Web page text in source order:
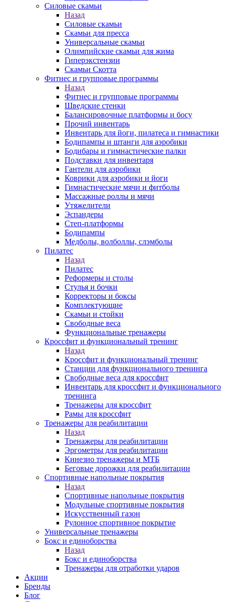
Силовые скамьи
Назад
Силовые скамьи
Скамьи для пресса
Универсальные скамьи
Олимпийские скамьи для жима
Гиперэкстензии
Скамьи Скотта
Фитнес и групповые программы
Назад
Фитнес и групповые программы
Шведские стенки
Балансировочные платформы и босу
Прочий инвентарь
Инвентарь для йоги, пилатеса и гимнастики
Бодипампы и штанги для аэробики
Бодибары и гимнастические палки
Подставки для инвентаря
Гантели для аэробики
Коврики для аэробики и йоги
Гимнастические мячи и фитболы
Массажные роллы и мячи
Утяжелители
Эспандеры
Степ-платформы
Бодипампы
Медболы, волболлы, слэмболы
Пилатес
Назад
Пилатес
Реформеры и столы
Стулья и бочки
Корректоры и боксы
Комплектующие
Скамьи и стойки
Свободные веса
Функциональные тренажеры
Кроссфит и функциональный тренинг
Назад
Кроссфит и функциональный тренинг
Станции для функционального тренинга
Свободные веса для кроссфит
Инвентарь для кроссфит и функционального
тренинга
Тренажеры для кроссфит
Рамы для кроссфит
Тренажеры для реабилитации
Назад
Тренажеры для реабилитации
Эргометры для реабилитации
Кинезио тренажеры и МТБ
Беговые дорожки для реабилитации
Спортивные напольные покрытия
Назад
Спортивные напольные покрытия
Модульные спортивные покрытия
Искусственный газон
Рулонное спортивное покрытие
Универсальные тренажеры
Бокс и единоборства
Назад
Бокс и единоборства
Тренажеры для отработки ударов
Акции
Бренды
Блог